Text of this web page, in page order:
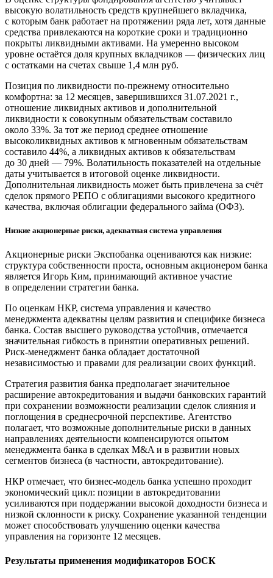
высокую волатильность средств крупнейшего вкладчика,
с которым банк работает на протяжении ряда лет, хотя данные
средства привлекаются на короткие сроки и традиционно
покрыты ликвидными активами. На умеренно высоком
уровне остаётся доля крупных вкладчиков — физических лиц
с остатками на счетах свыше 1,4 млн руб.
Позиция по ликвидности по-прежнему относительно
комфортна: за 12 месяцев, завершившихся 31.07.2021 г.,
отношение ликвидных активов и дополнительной
ликвидности к совокупным обязательствам составило
около 33%. За тот же период среднее отношение
высоколиквидных активов к мгновенным обязательствам
составило 44%, а ликвидных активов к обязательствам
до 30 дней — 79%. Волатильность показателей на отдельные
даты учитывается в итоговой оценке ликвидности.
Дополнительная ликвидность может быть привлечена за счёт
сделок прямого РЕПО с облигациями высокого кредитного
качества, включая облигации федерального займа (ОФЗ).
Низкие акционерные риски, адекватная система управления
Акционерные риски Экспобанка оцениваются как низкие:
структура собственности проста, основным акционером банка
является Игорь Ким, принимающий активное участие
в определении стратегии банка.
По оценкам НКР, система управления и качество
менеджмента адекватны целям развития и специфике бизнеса
банка. Состав высшего руководства устойчив, отмечается
значительная гибкость в принятии оперативных решений.
Риск-менеджмент банка обладает достаточной
независимостью и правами для реализации своих функций.
Стратегия развития банка предполагает значительное
расширение автокредитования и выдачи банковских гарантий
при сохранении возможности реализации сделок слияния и
поглощения в среднесрочной перспективе. Агентство
полагает, что возможные дополнительные риски в данных
направлениях деятельности компенсируются опытом
менеджмента банка в сделках M&A и в развитии новых
сегментов бизнеса (в частности, автокредитование).
НКР отмечает, что бизнес-модель банка успешно проходит
экономический цикл: позиции в автокредитовании
усиливаются при поддержании высокой доходности бизнеса и
низкой склонности к риску. Сохранение указанной тенденции
может способствовать улучшению оценки качества
управления на горизонте 12 месяцев.
Результаты применения модификаторов БОСК